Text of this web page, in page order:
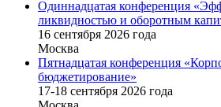
Одиннадцатая конференция
ликвидностью и оборотным
16 cентября 2026 года
Москва
Пятнадцатая конференция
бюджетирование»
17-18 сентября 2026 года